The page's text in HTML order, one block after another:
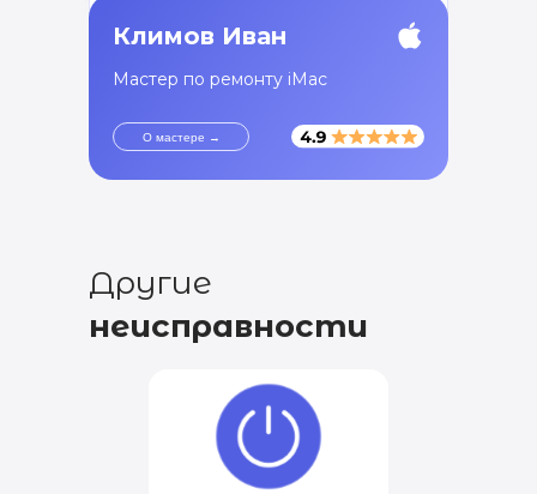
Климов Иван
Мастер по ремонту iMac
О мастере →
Другие
неисправности